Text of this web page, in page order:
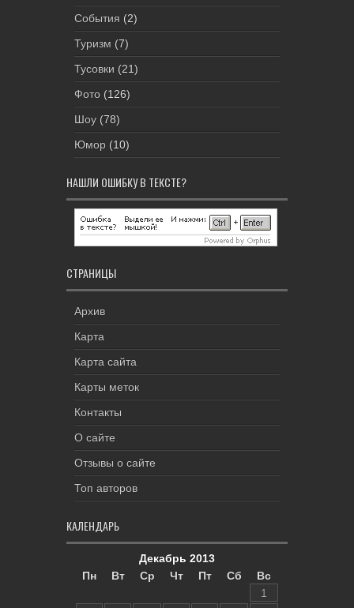
События (2)
Туризм (7)
Тусовки (21)
Фото (126)
Шоу (78)
Юмор (10)
НАШЛИ ОШИБКУ В ТЕКСТЕ?
СТРАНИЦЫ
Архив
Карта
Карта сайта
Карты меток
Контакты
О сайте
Отзывы о сайте
Топ авторов
КАЛЕНДАРЬ
Декабрь 2013
Пн
Вт Ср Чт Пт Сб
Вс
1